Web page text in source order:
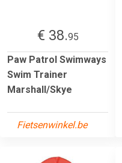
€ 38.95
Paw Patrol Swimways
Swim Trainer
Marshall/Skye
Fietsenwinkel.be